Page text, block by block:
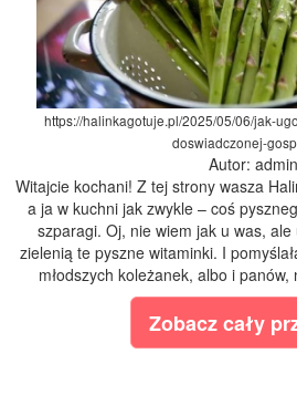
https://halinkagotuje.pl/2025/05/06/jak-
doswiadczonej-
Autor: admin
Witajcie kochani! Z tej strony wasza
a ja w kuchni jak zwykle – coś
szparagi. Oj, nie wiem jak u was, ale
zielenią te pyszne witaminki. I
młodszych koleżanek, albo i
Zobacz cały